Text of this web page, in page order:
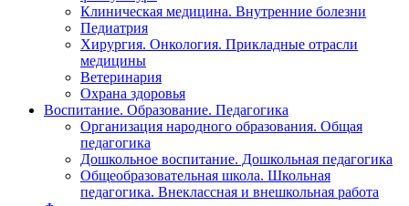
Клиническая медицина. Внутренние болезни
Педиатрия
Хирургия. Онкология. Прикладные отрасли
медицины
Ветеринария
Охрана здоровья
Воспитание. Образование. Педагогика
Организация народного образования. Общая
педагогика
Дошкольное воспитание. Дошкольная педагогика
Общеобразовательная школа. Школьная
педагогика. Внеклассная и внешкольная работа